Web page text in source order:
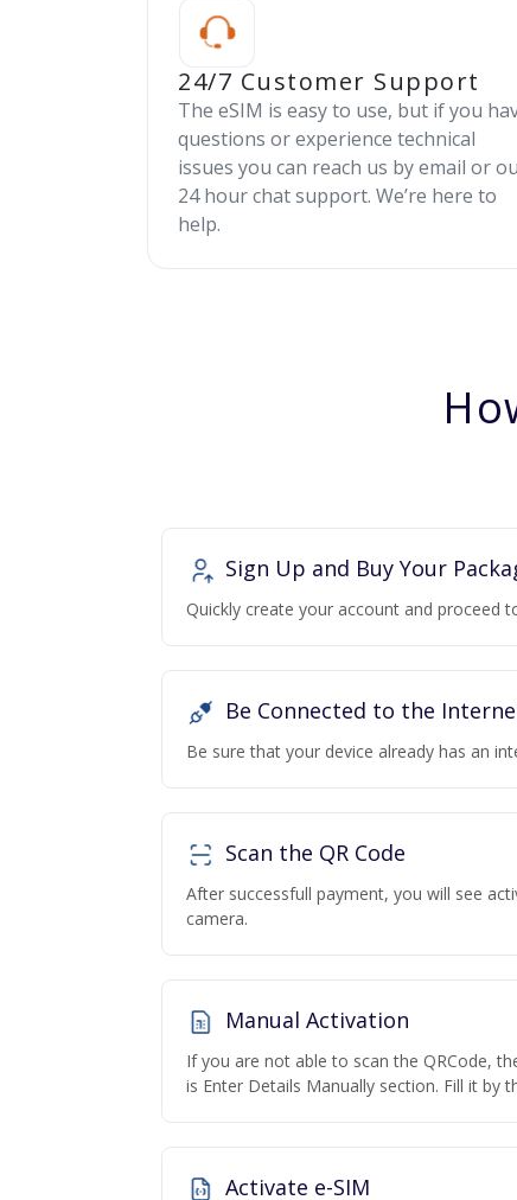
24/7 Customer Support
The eSIM is easy to use, but if you
questions or experience technical
issues you can reach us by email or
24 hour chat support. We’re here to
help.
Sign Up and Buy Your
Quickly create your account and proceed
Be Connected to the
Be sure that your device already has an
Scan the QR Code
After successfull payment, you will see
camera.
Manual Activation
If you are not able to scan the QRCode,
is Enter Details Manually section. Fill it by
Activate e-SIM